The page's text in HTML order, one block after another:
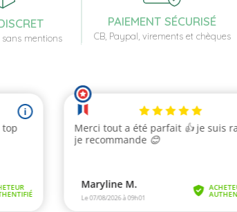
mentions
PAIEMENT SÉCURISÉ
CB, Paypal, virements et chèques